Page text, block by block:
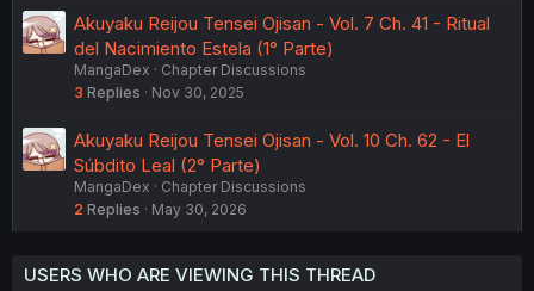
Akuyaku Reijou Tensei Ojisan - Vol. 7 Ch. 41 - Ritual
del Nacimiento Estela (1° Parte)
MangaDex
Chapter Discussions
3 Replies Nov 30, 2025
Akuyaku Reijou Tensei Ojisan - Vol. 10 Ch. 62 - El
Súbdito Leal (2° Parte)
MangaDex
Chapter Discussions
2 Replies May 30, 2026
USERS WHO ARE VIEWING THIS THREAD